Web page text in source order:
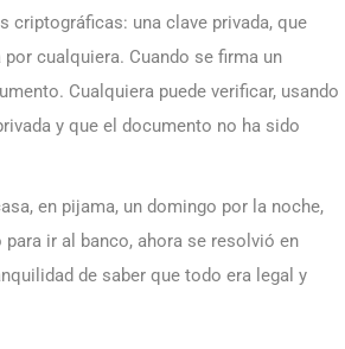
criptográficas: una clave privada, que
cualquiera. Cuando se firma un
Cualquiera puede verificar, usando
y que el documento no ha sido
en pijama, un domingo por la noche,
ir al banco, ahora se resolvió en
de saber que todo era legal y